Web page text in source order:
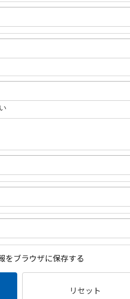
をブラウザに保存する
リセット